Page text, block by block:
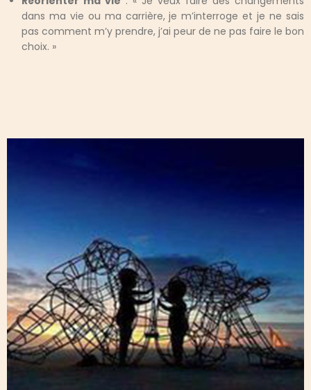
dans ma vie ou ma carrière, je m’interroge et je ne sais
pas comment m’y prendre, j’ai peur de ne pas faire le bon
choix. »